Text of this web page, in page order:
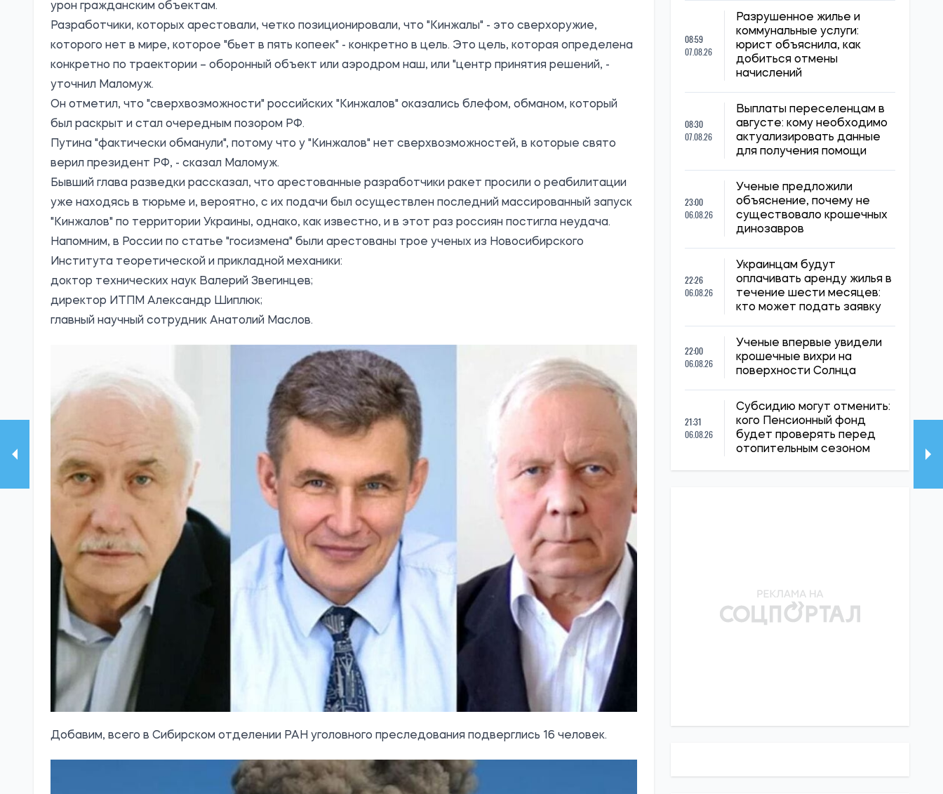
урон гражданским объектам.
Разработчики, которых арестовали, четко позиционировали, что "Кинжалы" - это сверхоружие,
которого нет в мире, которое "бьет в пять копеек" - конкретно в цель. Это цель, которая определена
конкретно по траектории – оборонный объект или аэродром наш, или "центр принятия решений, -
уточнил Маломуж.
Он отметил, что "сверхвозможности" российских "Кинжалов" оказались блефом, обманом, который
был раскрыт и стал очередным позором РФ.
Путина "фактически обманули", потому что у "Кинжалов" нет сверхвозможностей, в которые свято
верил президент РФ, - сказал Маломуж.
Бывший глава разведки рассказал, что арестованные разработчики ракет просили о реабилитации
уже находясь в тюрьме и, вероятно, с их подачи был осуществлен последний массированный запуск
"Кинжалов" по территории Украины, однако, как известно, и в этот раз россиян постигла неудача.
Напомним, в России по статье "госизмена" были арестованы трое ученых из Новосибирского
Института теоретической и прикладной механики:
доктор технических наук Валерий Звегинцев;
директор ИТПМ Александр Шиплюк;
главный научный сотрудник Анатолий Маслов.
Добавим, всего в Сибирском отделении РАН уголовного преследования подверглись 16 человек.
08:59
07.08.26
Разрушенное жилье и
коммунальные услуги:
юрист объяснила, как
добиться отмены
начислений
08:30
07.08.26
Выплаты переселенцам в
августе: кому необходимо
актуализировать данные
для получения помощи
23:00
06.08.26
Ученые предложили
объяснение, почему не
существовало крошечных
динозавров
22:26
06.08.26
Украинцам будут
оплачивать аренду жилья в
течение шести месяцев:
кто может подать заявку
22:00
06.08.26
Ученые впервые увидели
крошечные вихри на
поверхности Солнца
21:31
06.08.26
Субсидию могут отменить:
кого Пенсионный фонд
будет проверять перед
отопительным сезоном